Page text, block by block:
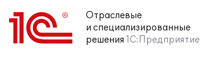
Отраслевые
и специализированные
решения 1С:Предприятие